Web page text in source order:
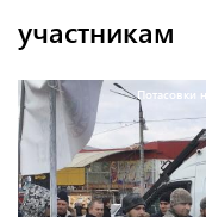
участникам
Потасовки